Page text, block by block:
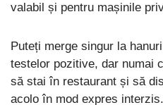
valabil și pentru mașinile
Puteți merge singur la
testelor pozitive, dar numai
să stai în restaurant și să
acolo în mod expres interzis.